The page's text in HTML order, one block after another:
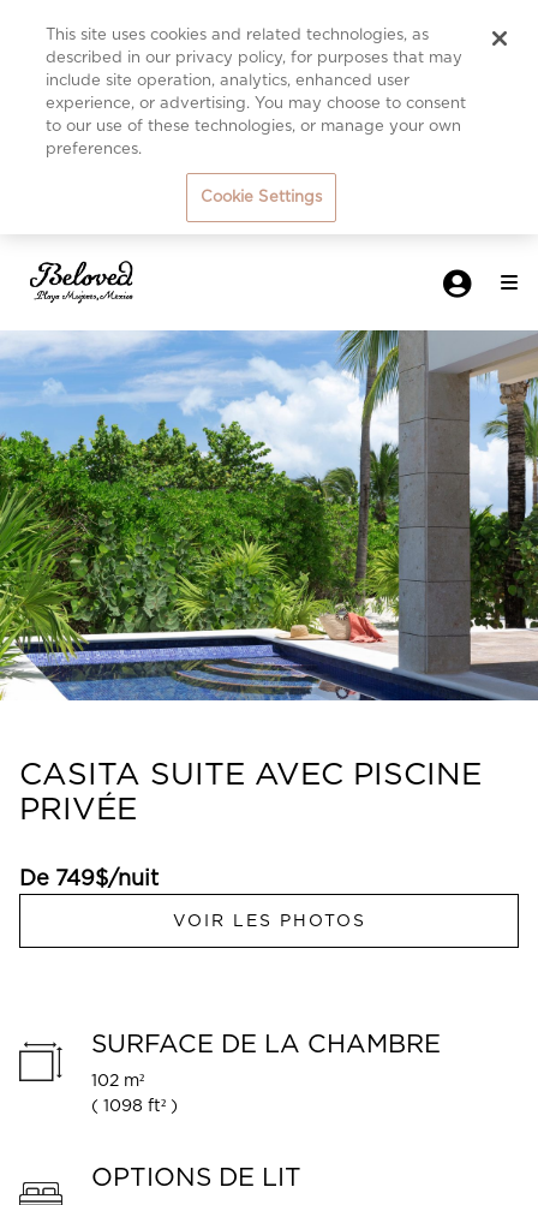
CASITA SUITE AVEC PISCINE
PRIVÉE
De 749$/nuit
VOIR LES PHOTOS
SURFACE DE LA CHAMBRE
102 m²
( 1098 ft² )
OPTIONS DE LIT
This site uses cookies and related technologies, as
described in our privacy policy, for purposes that may
include site operation, analytics, enhanced user
experience, or advertising. You may choose to consent
to our use of these technologies, or manage your own
preferences.
Cookie Settings